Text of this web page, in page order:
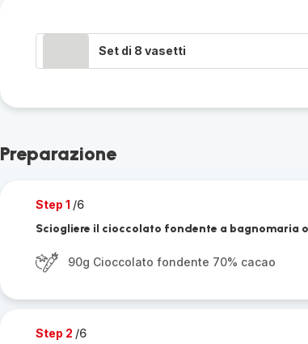
Set di 8 vasetti
Preparazione
Step 1 /6
Sciogliere il cioccolato fondente a bagnomaria
90g Cioccolato fondente 70% cacao
Step 2 /6